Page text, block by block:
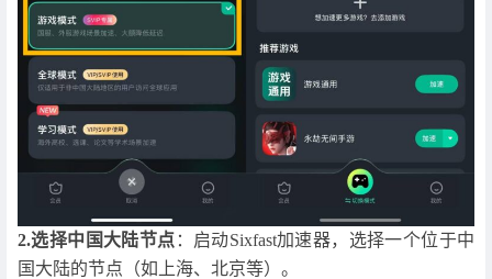
2.选择中国大陆节点 ：启动Sixfast加速器，选择一个位于中
国大陆的节点（如上海、北京等）。